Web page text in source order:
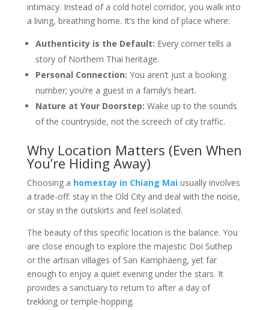
intimacy. Instead of a cold hotel corridor, you walk into
a living, breathing home. It’s the kind of place where:
Authenticity is the Default: Every corner tells a
story of Northern Thai heritage.
Personal Connection: You aren’t just a booking
number; you’re a guest in a family’s heart.
Nature at Your Doorstep: Wake up to the sounds
of the countryside, not the screech of city traffic.
Why Location Matters (Even When
You’re Hiding Away)
Choosing a homestay in Chiang Maiusually involves
a trade-off: stay in the Old City and deal with the noise,
or stay in the outskirts and feel isolated.
The beauty of this specific location is the balance. You
are close enough to explore the majestic Doi Suthep
or the artisan villages of San Kamphaeng, yet far
enough to enjoy a quiet evening under the stars. It
provides a sanctuary to return to after a day of
trekking or temple-hopping.